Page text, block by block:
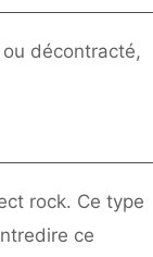
décontracté,
rock. Ce type
ce